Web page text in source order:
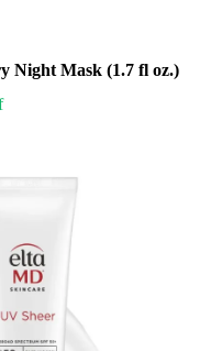
Night Mask (1.7 fl oz.)